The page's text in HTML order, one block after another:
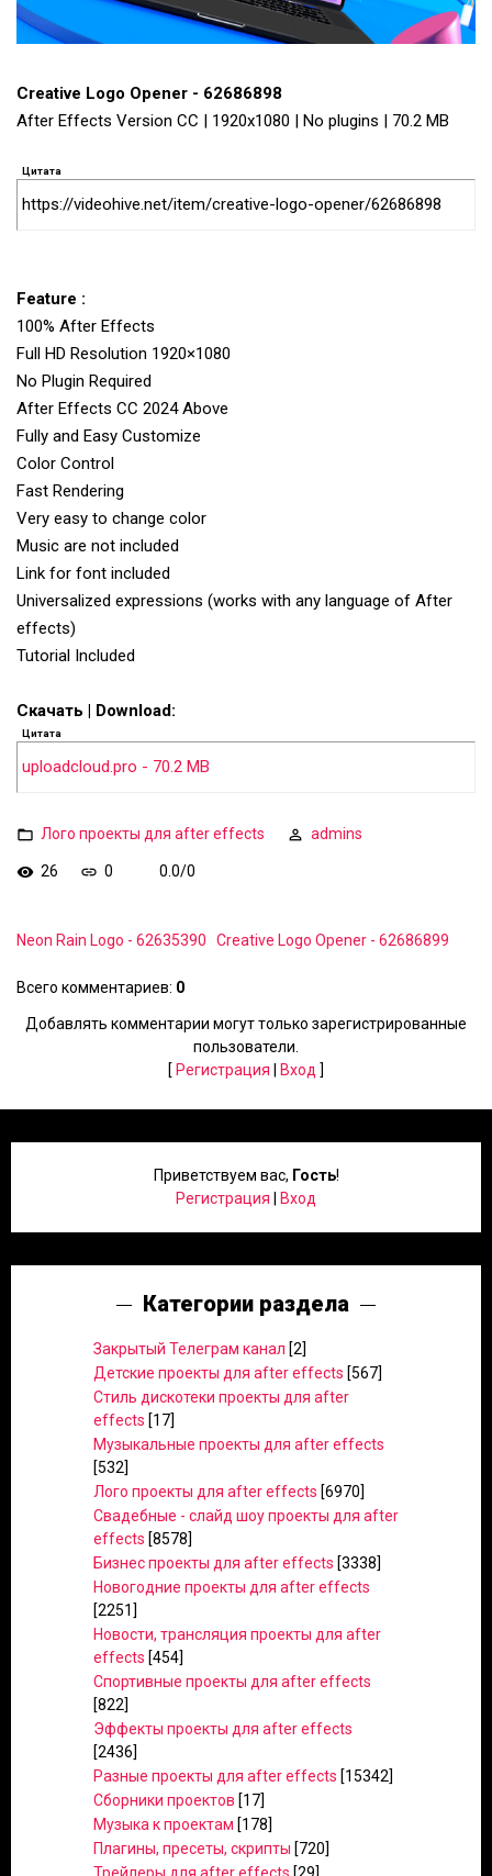
Creative Logo Opener - 62686898
After Effects Version CC | 1920x1080 | No plugins | 70.2 MB
Цитата
https://videohive.net/item/creative-logo-opener/62686898
Feature :
100% After Effects
Full HD Resolution 1920×1080
No Plugin Required
After Effects CC 2024 Above
Fully and Easy Customize
Color Control
Fast Rendering
Very easy to change color
Music are not included
Link for font included
Universalized expressions (works with any language of After
effects)
Tutorial Included
Скачать | Download:
Цитата
uploadcloud.pro - 70.2 MB
Лого проекты для after effects admins
26 0 0.0/0
Neon Rain Logo - 62635390 Creative Logo Opener - 62686899
Всего комментариев: 0
Добавлять комментарии могут только зарегистрированные
пользователи.
[ Регистрация Вход ]
Приветствуем вас, Гость!
Регистрация
Вход
Категории раздела
Закрытый Телеграм канал [2]
Детские проекты для after effects [567]
Стиль дискотеки проекты для after
effects [17]
Музыкальные проекты для after effects
[532]
Лого проекты для after effects [6970]
Свадебные - слайд шоу проекты для after
effects [8578]
Бизнес проекты для after effects [3338]
Новогодние проекты для after effects
[2251]
Новости, трансляция проекты для after
effects [454]
Спортивные проекты для after effects
[822]
Эффекты проекты для after effects
[2436]
Разные проекты для after effects [15342]
Сборники проектов [17]
Музыка к проектам [178]
Плагины, пресеты, скрипты [720]